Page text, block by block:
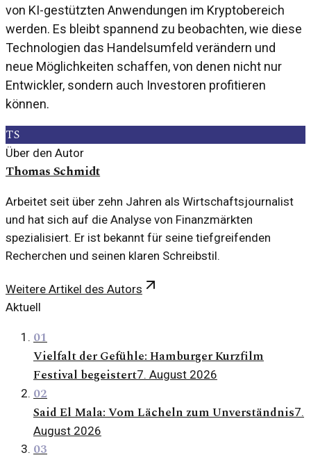
von KI-gestützten Anwendungen im Kryptobereich
werden. Es bleibt spannend zu beobachten, wie diese
Technologien das Handelsumfeld verändern und
neue Möglichkeiten schaffen, von denen nicht nur
Entwickler, sondern auch Investoren profitieren
können.
TS
Über den Autor
Thomas Schmidt
Arbeitet seit über zehn Jahren als Wirtschaftsjournalist
und hat sich auf die Analyse von Finanzmärkten
spezialisiert. Er ist bekannt für seine tiefgreifenden
Recherchen und seinen klaren Schreibstil.
Weitere Artikel des Autors
Aktuell
01
Vielfalt der Gefühle: Hamburger Kurzfilm
Festival begeistert7. August 2026
02
Said El Mala: Vom Lächeln zum Unverständnis7.
August 2026
03